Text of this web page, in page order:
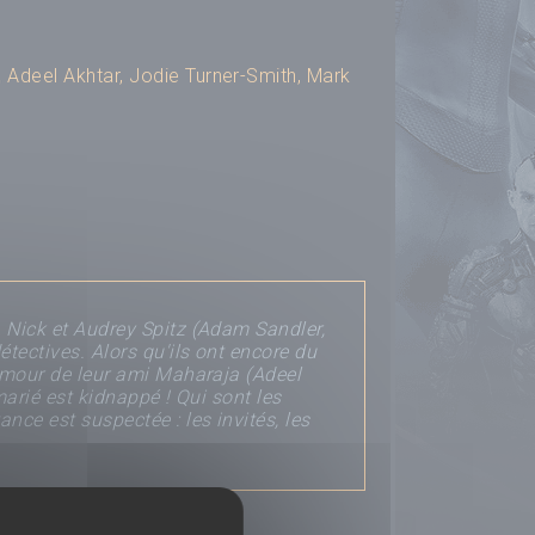
,Adeel Akhtar, Jodie Turner-Smith, Mark
et Audrey Spitz (Adam Sandler,
Alors qu'ils ont encore du
de leur ami Maharaja (Adeel
est kidnappé ! Qui sont les
est suspectée : les invités, les